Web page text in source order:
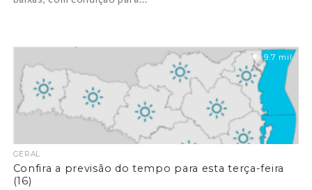
9.7 mil
GERAL
Confira a previsão do tempo para esta terça-feira
(16)